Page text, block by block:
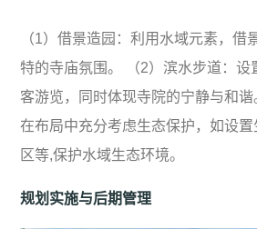
（1）借景造园：利用水域元素，借
特的寺庙氛围。 （2）滨水步道：设
客游览，同时体现寺院的宁静与和谐
在布局中充分考虑生态保护，如设
区等,保护水域生态环境。
规划实施与后期管理